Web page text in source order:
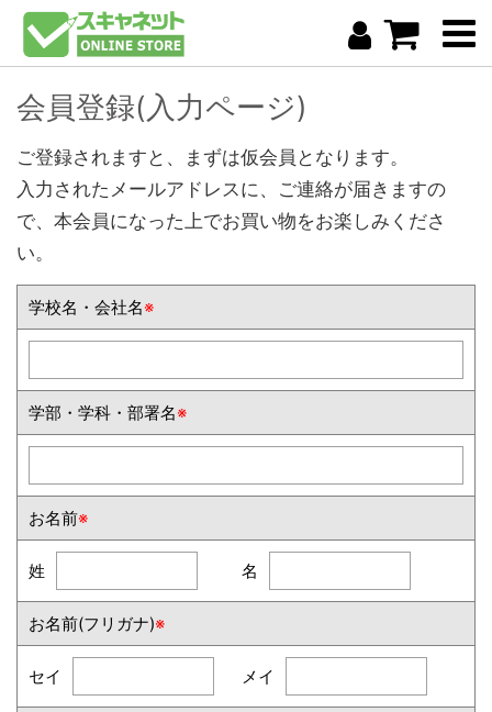
会員登録(入力ページ)
ご登録されますと、まずは仮会員となります。
入力されたメールアドレスに、ご連絡が届きますの
で、本会員になった上でお買い物をお楽しみくださ
い。
学校名・会社名※
学部・学科・部署名※
お名前※
姓 名
お名前(フリガナ)※
セイ メイ